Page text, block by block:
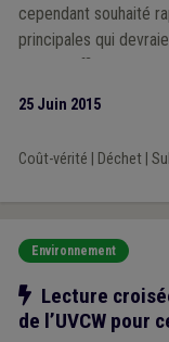
cependant souhaité
principales qui
25 Juin 2015
Coût-vérité Déchet|
Environnement
Notre action
Lecture
de l’UVCW pour